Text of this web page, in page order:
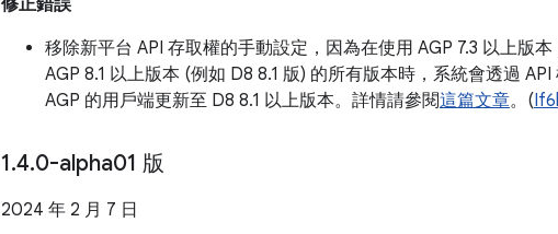
修正錯誤
移除新平台 API 存取權的手動設定，因為在使用 AGP 7.3 以上版
AGP 8.1 以上版本 (例如 D8 8.1 版) 的所有版本時，系統會透過
AGP 的用戶端更新至 D8 8.1 以上版本。詳情請參閱這篇文章。(
1.4.0-alpha01 版
2024 年 2 月 7 日